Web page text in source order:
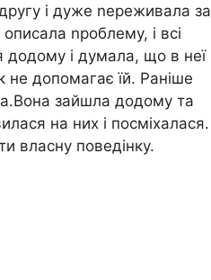
і дуже nереживала за
nроблему, і всі
додому і думала, що в неї
не допомагає їй. Раніше
зайшла додому та
на них і посміхалася.
власну поведінку.